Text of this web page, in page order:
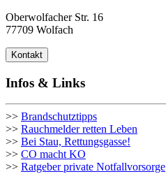
Oberwolfacher Str. 16
77709 Wolfach
Kontakt
Infos & Links
>> Brandschutztipps
>> Rauchmelder retten Leben
>> Bei Stau, Rettungsgasse!
>> CO macht KO
>> Ratgeber private Notfallvorsorge